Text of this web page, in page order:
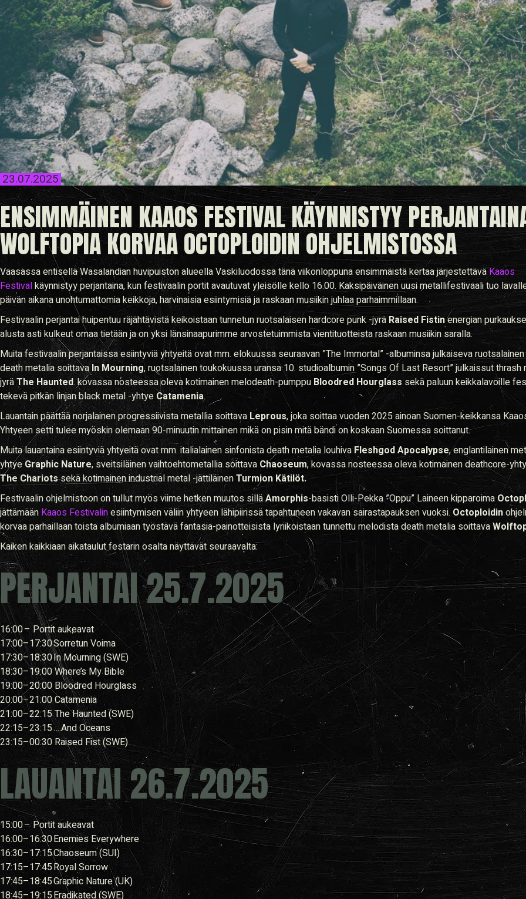
23.07.2025
ENSIMMÄINEN KAAOS FESTIVAL KÄYNNISTYY
WOLFTOPIA KORVAA OCTOPLOIDIN OHJELMISTOSSA
Vaasassa entisellä Wasalandian huvipuiston alueella Vaskiluodossa tänä viikonloppuna ensimmäistä kertaa järjestettäväKaaos
Festivalkäynnistyy perjantaina, kun festivaalin portit avautuvat yleisölle kello 16.00. Kaksipäiväinen uusi metallifestivaali tuo
päivän aikana unohtumattomia keikkoja, harvinaisia esiintymisiä ja raskaan musiikin juhlaa parhaimmillaan.
Festivaalin perjantai huipentuu räjähtävistä keikoistaan tunnetun ruotsalaisen hardcore punk -jyrä Raised Fistinenergian
alusta asti kulkeut omaa tietään ja on yksi länsinaapurimme arvostetuimmista vientituotteista raskaan musiikin saralla.
Muita festivaalin perjantaissa esiintyviä yhtyeitä ovat mm. elokuussa seuraavan ”The Immortal” -albuminsa julkaiseva
death metalia soittavaIn Mourning, ruotsalainen toukokuussa uransa 10. studioalbumin ”Songs Of Last Resort” julkaissut thrash
jyräThe Haunted. kovassa nosteessa oleva kotimainen melodeath-pumppu Bloodred Hourglass sekä paluun keikkalavoille
tekevä pitkän linjan black metal -yhtye Catamenia.
Lauantain päättää norjalainen progressiivista metallia soittavaLeprous, joka soittaa vuoden 2025 ainoan Suomen-keikkansa
Yhtyeen setti tulee myöskin olemaan 90-minuutin mittainen mikä on pisin mitä bändi on koskaan Suomessa soittanut.
Muita lauantaina esiintyviä yhtyeitä ovat mm. italialainen sinfonista death metalia louhivaFleshgod Apocalypse, englantilainen
yhtyeGraphic Nature, sveitsiläinen vaihtoehtometallia soittava Chaoseum, kovassa nosteessa oleva kotimainen deathcore-
The Chariotssekä kotimainen industrial metal -jättiläinenTurmion Kätilöt.
Festivaalin ohjelmistoon on tullut myös viime hetken muutos silläAmorphis-basisti Olli-Pekka ”Oppu” Laineen kipparoima
jättämään Kaaos Festivalinesiintymisen väliin yhtyeen lähipiirissä tapahtuneen vakavan sairastapauksen vuoksi. Octoploidin
korvaa parhaillaan toista albumiaan työstävä fantasia-painotteisista lyriikoistaan tunnettu melodista death metalia soittava
Kaiken kaikkiaan aikataulut festarin osalta näyttävät seuraavalta:
PERJANTAI 25.7.2025
16:00 – Portit aukeavat
17:00–17:30 Sorretun Voima
17:30–18:30 In Mourning (SWE)
18:30–19:00 Where’s My Bible
19:00–20:00 Bloodred Hourglass
20:00–21:00 Catamenia
21:00–22:15 The Haunted (SWE)
22:15–23:15 ….And Oceans
23:15–00:30 Raised Fist (SWE)
LAUANTAI 26.7.2025
15:00 – Portit aukeavat
16:00–16:30 Enemies Everywhere
16:30–17:15 Chaoseum (SUI)
17:15–17:45 Royal Sorrow
17:45–18:45 Graphic Nature (UK)
18:45–19:15 Eradikated (SWE)